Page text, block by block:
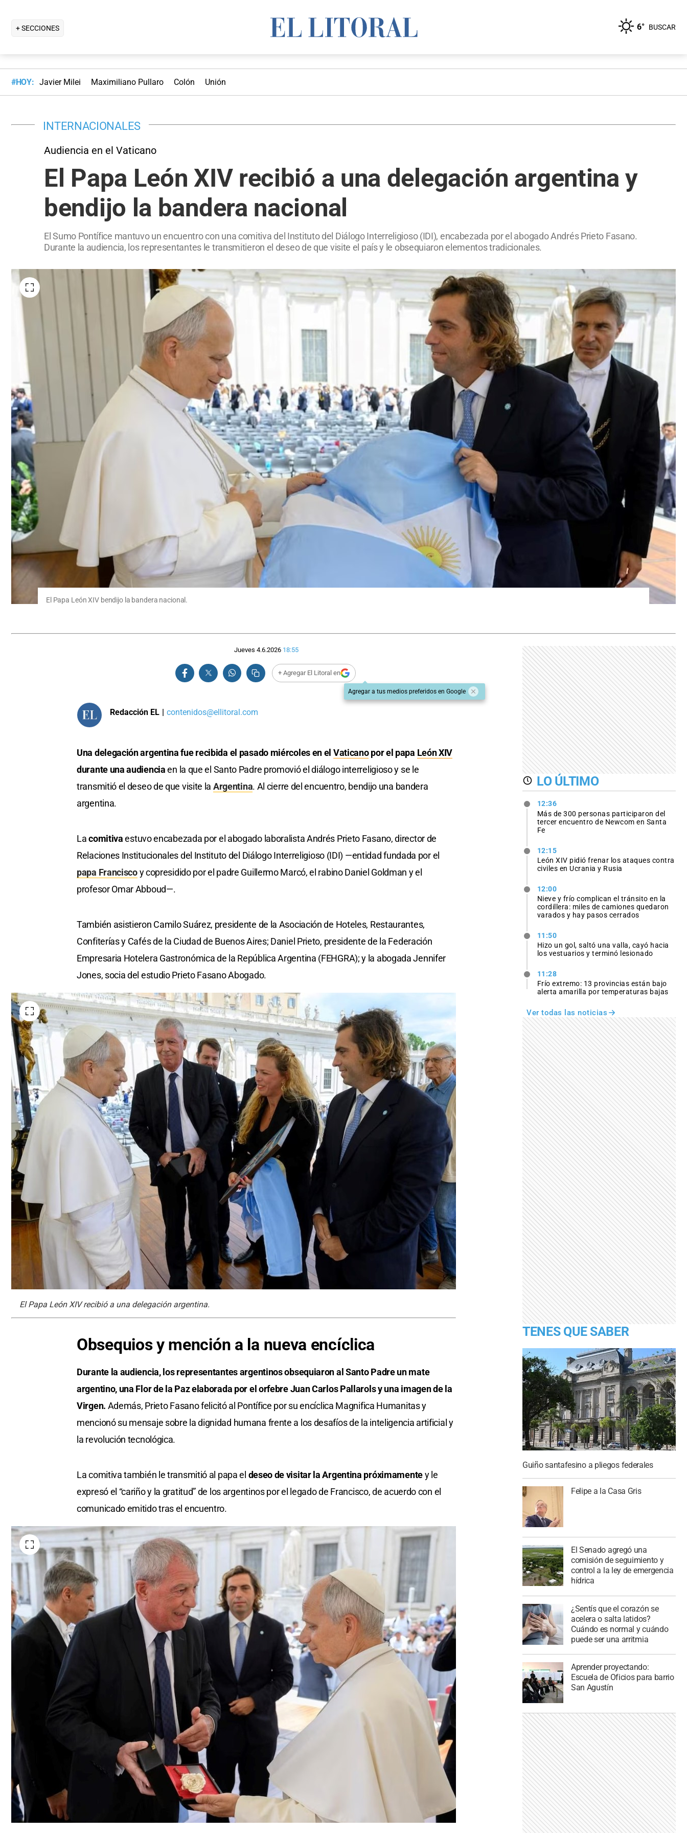
+ SECCIONES 6° BUSCAR
#HOY: Javier Milei Maximiliano Pullaro Colón Unión
INTERNACIONALES
Audiencia en el Vaticano
El Papa León XIV recibió a una delegación argentina y
bendijo la bandera nacional
El Sumo Pontífice mantuvo un encuentro con una comitiva del Instituto del Diálogo Interreligioso (IDI), encabezada por el abogado Andrés Prieto Fasano.
Durante la audiencia, los representantes le transmitieron el deseo de que visite el país y le obsequiaron elementos tradicionales.
El Papa León XIV bendijo la bandera nacional.
Jueves 4.6.2026 18:55
+ Agregar El Litoral en
Agregar a tus medios preferidos en Google
Redacción EL | contenidos@ellitoral.com
Una delegación argentina fue recibida el pasado miércoles en el Vaticanopor el papa León XIV
durante una audienciaen la que el Santo Padre promovió el diálogo interreligioso y se le
transmitió el deseo de que visite la Argentina. Al cierre del encuentro, bendijo una bandera
argentina.
Lacomitivaestuvo encabezada por el abogado laboralista Andrés Prieto Fasano, director de
Relaciones Institucionales del Instituto del Diálogo Interreligioso (IDI) —entidad fundada por el
papa Franciscoy copresidido por el padre Guillermo Marcó, el rabino Daniel Goldman y el
profesor Omar Abboud—.
También asistieron Camilo Suárez, presidente de la Asociación de Hoteles, Restaurantes,
Confiterías y Cafés de la Ciudad de Buenos Aires; Daniel Prieto, presidente de la Federación
Empresaria Hotelera Gastronómica de la República Argentina (FEHGRA); y la abogada Jennifer
Jones, socia del estudio Prieto Fasano Abogado.
El Papa León XIV recibió a una delegación argentina.
Obsequios y mención a la nueva encíclica
Durante la audiencia, los representantes argentinos obsequiaron al Santo Padre un mate
argentino, una Flor de la Paz elaborada por el orfebre Juan Carlos Pallarols y una imagen de la
Virgen. Además, Prieto Fasano felicitó al Pontífice por su encíclica Magnifica Humanitas y
mencionó su mensaje sobre la dignidad humana frente a los desafíos de la inteligencia artificial y
la revolución tecnológica.
La comitiva también le transmitió al papa el deseo de visitar la Argentina próximamentey le
expresó el “cariño y la gratitud” de los argentinos por el legado de Francisco, de acuerdo con el
comunicado emitido tras el encuentro.
LO ÚLTIMO
12:36
Más de 300 personas participaron del
tercer encuentro de Newcom en Santa
Fe
12:15
León XIV pidió frenar los ataques contra
civiles en Ucrania y Rusia
12:00
Nieve y frío complican el tránsito en la
cordillera: miles de camiones quedaron
varados y hay pasos cerrados
11:50
Hizo un gol, saltó una valla, cayó hacia
los vestuarios y terminó lesionado
11:28
Frío extremo: 13 provincias están bajo
alerta amarilla por temperaturas bajas
Ver todas las noticias
TENES QUE SABER
Guiño santafesino a pliegos federales
Felipe a la Casa Gris
El Senado agregó una
comisión de seguimiento y
control a la ley de emergencia
hídrica
¿Sentís que el corazón se
acelera o salta latidos?
Cuándo es normal y cuándo
puede ser una arritmia
Aprender proyectando:
Escuela de Oficios para barrio
San Agustín